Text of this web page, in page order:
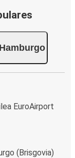
Hamburgo
EuroAirport
(Brisgovia)